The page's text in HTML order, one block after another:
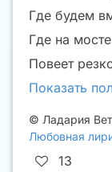
Где будем
Где на
Повеет
Показать
© Ладария
Любовная
13